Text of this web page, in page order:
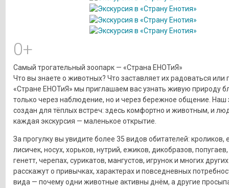
0+
Самый трогательный зоопарк — «Страна ЕНОТиЯ»
Что вы знаете о животных? Что заставляет их радоваться или
«Стране ЕНОТиЯ» мы приглашаем вас узнать живую природу
только через наблюдение, но и через бережное общение. Наш
создан для тёплых встреч: здесь комфортно и животным, и
каждая экскурсия — маленькое открытие.
За прогулку вы увидите более 35 видов обитателей: кроликов,
лисичек, носух, хорьков, нутрий, ежиков, дикобразов, попугаев,
генетт, черепах, сурикатов, мангустов, игрунок и многих
расскажут о привычках, характерах и повседневных
вида — почему одни животные активны днём, а другие